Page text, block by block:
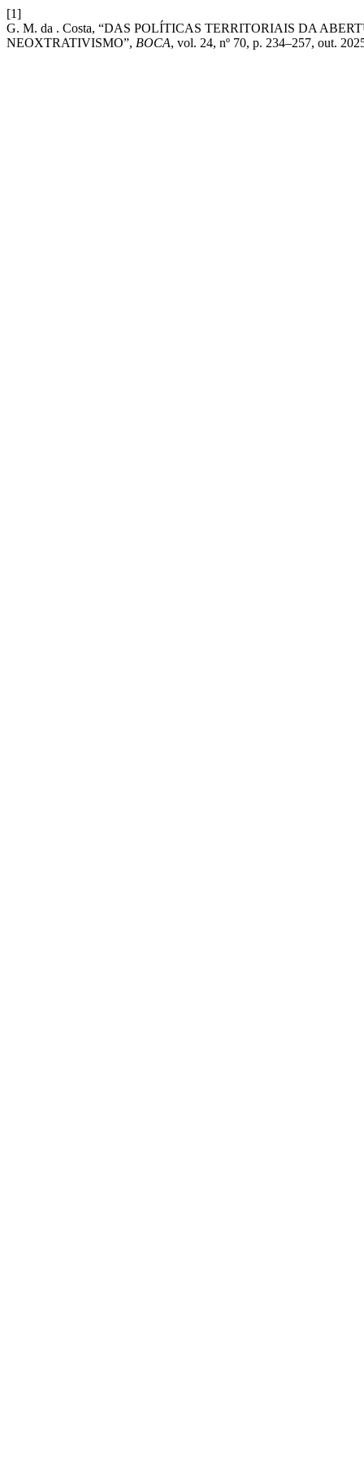
[1]
G. M. da . Costa, “DAS POLÍTICAS TERRITORIAIS DA
NEOXTRATIVISMO”, BOCA, vol. 24, nº 70, p. 234–257, out.